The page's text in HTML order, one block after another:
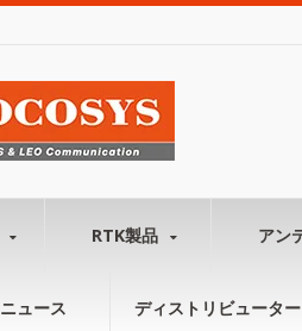
RTK製品 アン
ニュース ディストリビューター